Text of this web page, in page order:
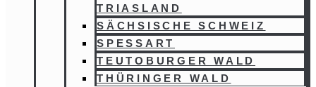
TRIASLAND
SÄCHSISCHE SCHWEIZ
SPESSART
TEUTOBURGER WALD
THÜRINGER WALD